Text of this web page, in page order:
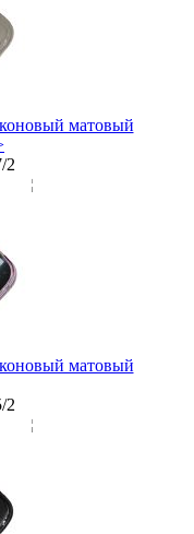
матовый
2
матовый
2